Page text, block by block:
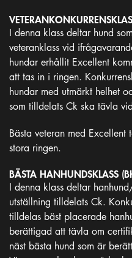
I denna klass deltar hund
veteranklass vid
hundar erhållit Excellent
att tas in i ringen.
hundar med utmärkt helhet
som tilldelats Ck ska tävla
Bästa veteran med
stora ringen.
BÄSTA HANHUNDSKLASS
I denna klass deltar
utställning tilldelats Ck.
tilldelas bäst placerade
berättigad att tävla om
näst bästa hund som är